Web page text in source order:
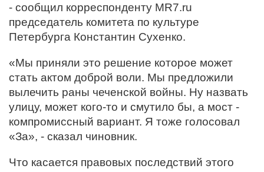
- сообщил корреспонденту MR7.ru
председатель комитета по культуре
Петербурга Константин Сухенко.
«Мы приняли это решение которое может
стать актом доброй воли. Мы предложили
вылечить раны чеченской войны. Ну назвать
улицу, может кого-то и смутило бы, а мост -
компромиссный вариант. Я тоже голосовал
«За», - сказал чиновник.
Что касается правовых последствий этого